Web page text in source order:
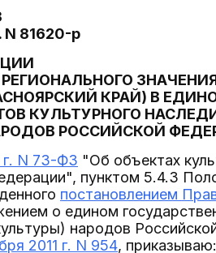
N 81620-р
КРАЙ) В
КУЛЬТУРНОГО
РОССИЙСКОЙ
N 73-ФЗ "Об объектах
пунктом 5.4.3
постановлением
о едином
народов
2011 г. N 954, приказываю: